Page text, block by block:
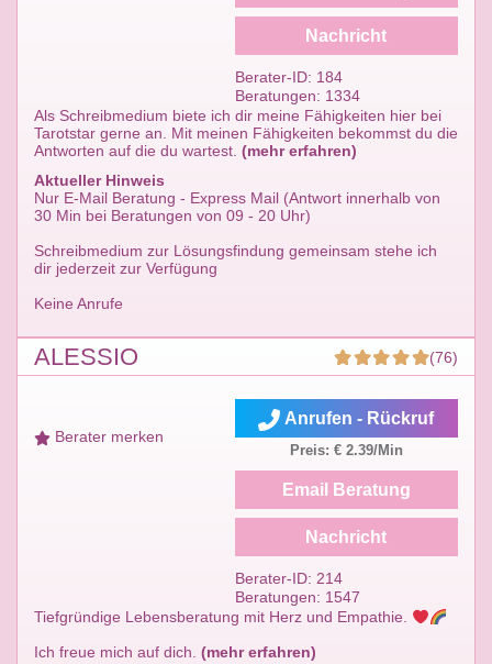
Als Schreibmedium biete ich dir meine Fähigkeiten hier bei
Tarotstar gerne an. Mit meinen Fähigkeiten bekommst du die
Antworten auf die du wartest. (mehr erfahren)
Aktueller Hinweis
Nur E-Mail Beratung - Express Mail (Antwort innerhalb von
30 Min bei Beratungen von 09 - 20 Uhr)
Schreibmedium zur Lösungsfindung gemeinsam stehe ich
dir jederzeit zur Verfügung
Keine Anrufe
Nachricht
Berater-ID: 184
Beratungen: 1334
ALESSIO (76)
Berater merken
Tiefgründige Lebensberatung mit Herz und Empathie.
Ich freue mich auf dich. (mehr erfahren)
Anrufen - Rückruf
Preis: € 2.39/Min
Email Beratung
Nachricht
Berater-ID: 214
Beratungen: 1547